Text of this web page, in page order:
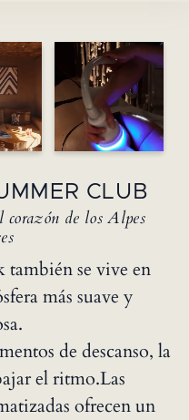
CLUB
corazón de los Alpes
también se vive en
más suave y
de descanso, la
el ritmo.Las
ofrecen un